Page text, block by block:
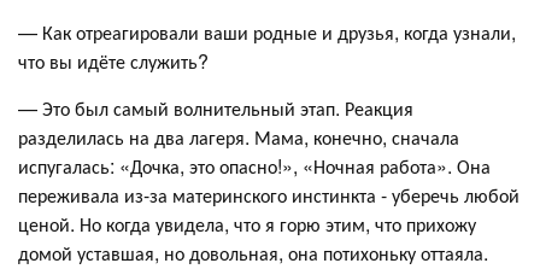
— Как отреагировали ваши родные и друзья, когда узнали,
что вы идёте служить?
— Это был самый волнительный этап. Реакция
разделилась на два лагеря. Мама, конечно, сначала
испугалась: «Дочка, это опасно!», «Ночная работа». Она
переживала из-за материнского инстинкта - уберечь любой
ценой. Но когда увидела, что я горю этим, что прихожу
домой уставшая, но довольная, она потихоньку оттаяла.